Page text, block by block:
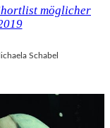
möglicher
Schabel